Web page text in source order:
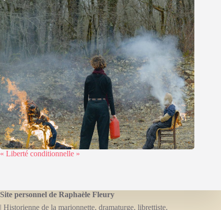
« Liberté conditionnelle »
Site personnel de Raphaèle Fleury
| Historienne de la marionnette, dramaturge, librettiste.